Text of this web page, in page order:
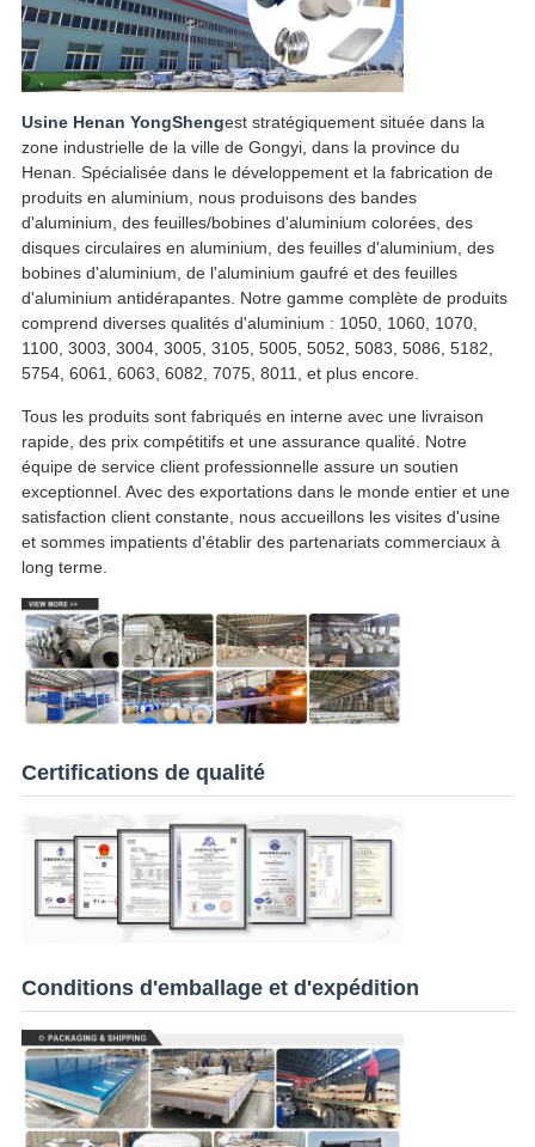
Usine Henan YongShengest stratégiquement située dans la
zone industrielle de la ville de Gongyi, dans la province du
Henan. Spécialisée dans le développement et la fabrication de
produits en aluminium, nous produisons des bandes
d'aluminium, des feuilles/bobines d'aluminium colorées, des
disques circulaires en aluminium, des feuilles d'aluminium, des
bobines d'aluminium, de l'aluminium gaufré et des feuilles
d'aluminium antidérapantes. Notre gamme complète de produits
comprend diverses qualités d'aluminium : 1050, 1060, 1070,
1100, 3003, 3004, 3005, 3105, 5005, 5052, 5083, 5086, 5182,
5754, 6061, 6063, 6082, 7075, 8011, et plus encore.
Tous les produits sont fabriqués en interne avec une livraison
rapide, des prix compétitifs et une assurance qualité. Notre
équipe de service client professionnelle assure un soutien
exceptionnel. Avec des exportations dans le monde entier et une
satisfaction client constante, nous accueillons les visites d'usine
et sommes impatients d'établir des partenariats commerciaux à
long terme.
Certifications de qualité
Conditions d'emballage et d'expédition